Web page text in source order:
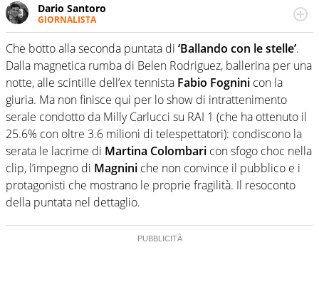
Dario Santoro
GIORNALISTA
Scrive, commenta, racconta lo sport in tutte le
sfaccettature. Tocca l'apice quando ha modo di
concentrarsi sulle interviste ai grandi protagonisti
Che botto alla seconda puntata di ‘Ballando con le stelle’.
Dalla magnetica rumba di Belen Rodriguez, ballerina per una
notte, alle scintille dell’ex tennista Fabio Fognini con la
giuria. Ma non finisce qui per lo show di intrattenimento
serale condotto da Milly Carlucci su RAI 1 (che ha ottenuto il
25.6% con oltre 3.6 milioni di telespettatori): condiscono la
serata le lacrime di Martina Colombari con sfogo choc nella
clip, l’impegno di Magnini che non convince il pubblico e i
protagonisti che mostrano le proprie fragilità. Il resoconto
della puntata nel dettaglio.